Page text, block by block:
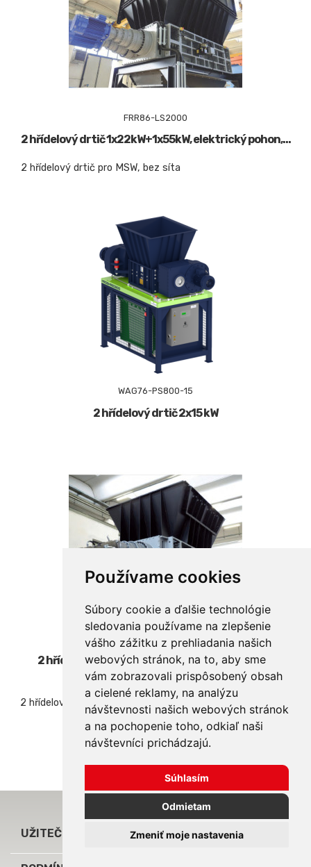
Používame cookies
Súbory cookie a ďalšie technológie
sledovania používame na zlepšenie
vášho zážitku z prehliadania našich
webových stránok, na to, aby sme
vám zobrazovali prispôsobený obsah
a cielené reklamy, na analýzu
návštevnosti našich webových stránok
a na pochopenie toho, odkiaľ naši
návštevníci prichádzajú.
Súhlasím
Odmietam
Zmeniť moje nastavenia
FRR86-LS2000
2 hřídelový drtič 1x22kW+1x55kW, elektrický pohon,...
2 hřídelový drtič pro MSW, bez síta
WAG76-PS800-15
2 hřídelový drtič 2x15 kW
FRR86-TB2000
2 hřídelový drtič 2x75kW or 2x90kW, elektrický
pohon,...
2 hřídelový drtič pro různý, bez síta
UŽITEČNÉ ODKAZY